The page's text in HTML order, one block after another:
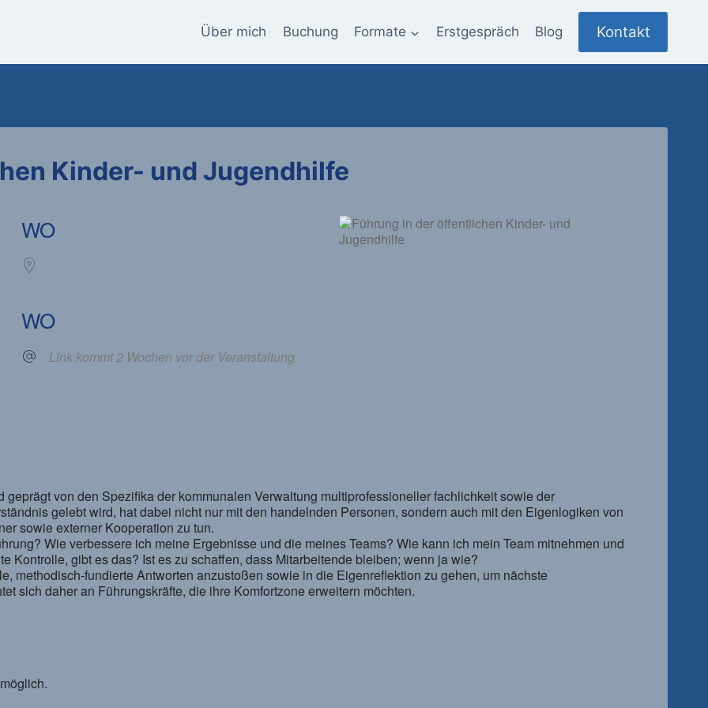
Über mich Buchung Formate Erstgespräch Blog Kontakt
Kinder- und Jugendhilfe
WO
WO
Link kommt 2 Wochen vor der Veranstaltung
von den Spezifika der kommunalen Verwaltung multiprofessioneller fachlichkeit sowie der
gelebt wird, hat dabei nicht nur mit den handelnden Personen, sondern auch mit den Eigenlogiken von
sowie externer Kooperation zu tun.
Wie verbessere ich meine Ergebnisse und die meines Teams? Wie kann ich mein Team mitnehmen und
Kontrolle, gibt es das? Ist es zu schaffen, dass Mitarbeitende bleiben; wenn ja wie?
methodisch-fundierte Antworten anzustoßen sowie in die Eigenreflektion zu gehen, um nächste
sich daher an Führungskräfte, die ihre Komfortzone erweitern möchten.